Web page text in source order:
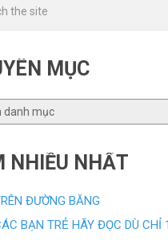
MỤC
NHIỀU NHẤT
ĐƯỜNG BĂNG
BẠN TRẺ HÃY ĐỌC DÙ CHỈ